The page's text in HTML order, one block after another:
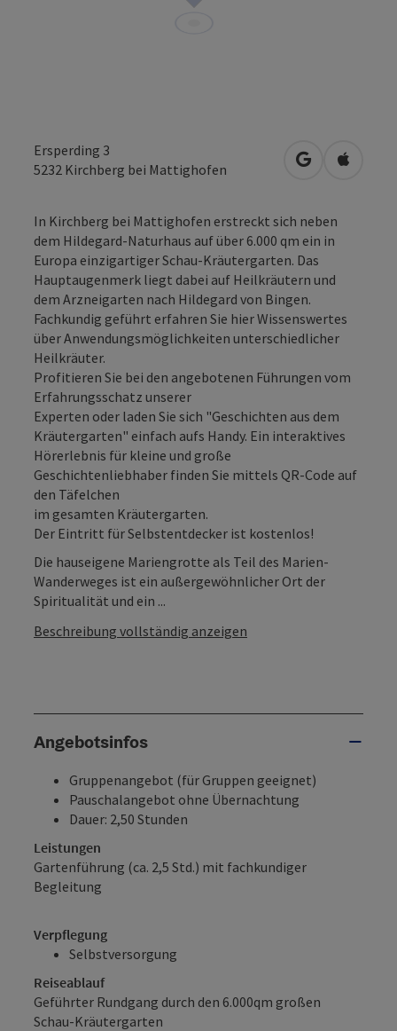
Ersperding 3
5232 Kirchberg bei Mattighofen in Google
in
In Kirchberg bei Mattighofen erstreckt sich neben
dem Hildegard-Naturhaus auf über 6.000 qm ein in
Europa einzigartiger Schau-Kräutergarten. Das
Hauptaugenmerk liegt dabei auf Heilkräutern und
dem Arzneigarten nach Hildegard von Bingen.
Fachkundig geführt erfahren Sie hier Wissenswertes
über Anwendungsmöglichkeiten unterschiedlicher
Heilkräuter.
Profitieren Sie bei den angebotenen Führungen vom
Erfahrungsschatz unserer
Experten oder laden Sie sich "Geschichten aus dem
Kräutergarten" einfach aufs Handy. Ein interaktives
Hörerlebnis für kleine und große
Geschichtenliebhaber finden Sie mittels QR-Code auf
den Täfelchen
im gesamten Kräutergarten.
Der Eintritt für Selbstentdecker ist kostenlos!
Die hauseigene Mariengrotte als Teil des Marien-
Wanderweges ist ein außergewöhnlicher Ort der
Spiritualität und ein ...
Beschreibung vollständig anzeigen
Angebotsinfos
Gruppenangebot (für Gruppen geeignet)
Pauschalangebot ohne Übernachtung
Dauer: 2,50 Stunden
Leistungen
Gartenführung (ca. 2,5 Std.) mit fachkundiger
Begleitung
Verpflegung
Selbstversorgung
Reiseablauf
Geführter Rundgang durch den 6.000qm großen
Schau-Kräutergarten